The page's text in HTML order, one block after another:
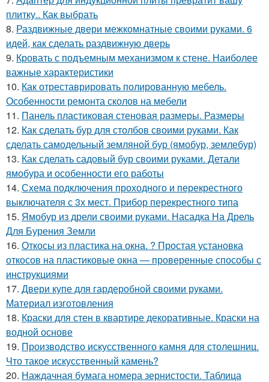
плитку.. Как выбрать
8. Раздвижные двери межкомнатные своими руками. 6
идей, как сделать раздвижную дверь
9. Кровать с подъемным механизмом к стене. Наиболее
важные характеристики
10. Как отреставрировать полированную мебель.
Особенности ремонта сколов на мебели
11. Панель пластиковая стеновая размеры. Размеры
12. Как сделать бур для столбов своими руками. Как
сделать самодельный земляной бур (ямобур, землебур)
13. Как сделать садовый бур своими руками. Детали
ямобура и особенности его работы
14. Схема подключения проходного и перекрестного
выключателя с 3х мест. Прибор перекрестного типа
15. Ямобур из дрели своими руками. Насадка На Дрель
Для Бурения Земли
16. Откосы из пластика на окна. ? Простая установка
откосов на пластиковые окна — проверенные способы с
инструкциями
17. Двери купе для гардеробной своими руками.
Материал изготовления
18. Краски для стен в квартире декоративные. Краски на
водной основе
19. Производство искусственного камня для столешниц.
Что такое искусственный камень?
20. Наждачная бумага номера зернистости. Таблица